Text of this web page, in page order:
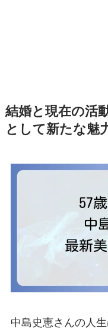
結婚と現在の活
として新たな魅
中島史恵さんの人